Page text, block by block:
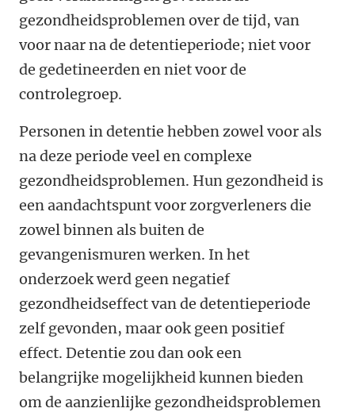
gezondheidsproblemen over de tijd, van
voor naar na de detentieperiode; niet voor
de gedetineerden en niet voor de
controlegroep.
Personen in detentie hebben zowel voor als
na deze periode veel en complexe
gezondheidsproblemen. Hun gezondheid is
een aandachtspunt voor zorgverleners die
zowel binnen als buiten de
gevangenismuren werken. In het
onderzoek werd geen negatief
gezondheidseffect van de detentieperiode
zelf gevonden, maar ook geen positief
effect. Detentie zou dan ook een
belangrijke mogelijkheid kunnen bieden
om de aanzienlijke gezondheidsproblemen